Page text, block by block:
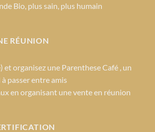
Bio, plus sain, plus humain
RÉUNION
et organisez une Parenthese Café , un
passer entre amis
en organisant une vente en réunion